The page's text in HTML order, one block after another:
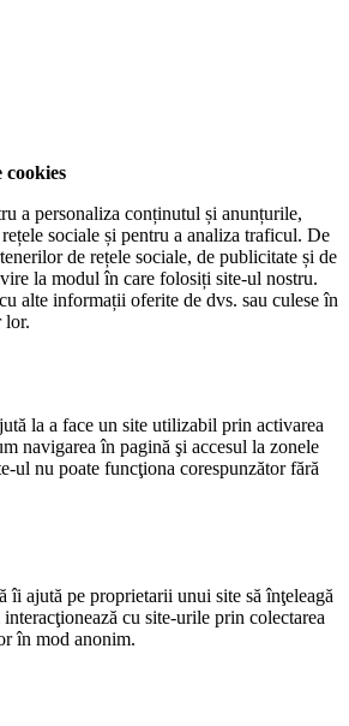
cookies
a personaliza conținutul și anunțurile,
sociale și pentru a analiza traficul. De
de rețele sociale, de publicitate și de
la modul în care folosiți site-ul nostru.
alte informații oferite de dvs. sau culese în
lor.
la a face un site utilizabil prin activarea
navigarea în pagină şi accesul la zonele
ul nu poate funcţiona corespunzător fără
îi ajută pe proprietarii unui site să înţeleagă
cu site-urile prin colectarea
în mod anonim.